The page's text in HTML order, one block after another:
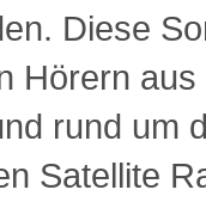
Diese
Hörern
rund um
Satellite